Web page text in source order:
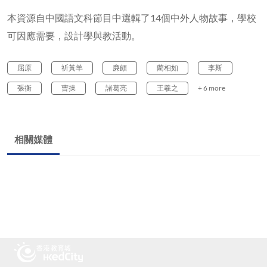
本資源自中國語文科節目中選輯了14個中外人物故事，學校
可因應需要，設計學與教活動。
屈原 祈黃羊 廉頗 藺相如 李斯
張衡 曹操 諸葛亮 王羲之 + 6 more
相關媒體